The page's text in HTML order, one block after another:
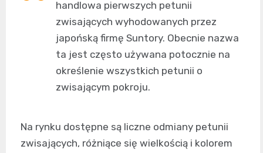
handlowa pierwszych petunii
zwisających wyhodowanych przez
japońską firmę Suntory. Obecnie nazwa
ta jest często używana potocznie na
określenie wszystkich petunii o
zwisającym pokroju.
Na rynku dostępne są liczne odmiany petunii
zwisających, różniące się wielkością i kolorem